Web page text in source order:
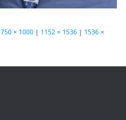
750 × 1000 | 1152 × 1536 | 1536 ×